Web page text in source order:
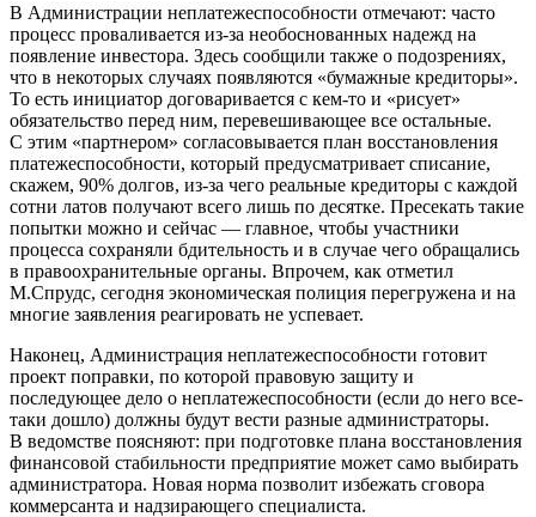
В Администрации неплатежеспособности отмечают: часто
процесс проваливается из-за необоснованных надежд на
появление инвестора. Здесь сообщили также о подозрениях,
что в некоторых случаях появляются «бумажные кредиторы».
То есть инициатор договаривается с кем-то и «рисует»
обязательство перед ним, перевешивающее все остальные.
С этим «партнером» согласовывается план восстановления
платежеспособности, который предусматривает списание,
скажем, 90% долгов, из-за чего реальные кредиторы с каждой
сотни латов получают всего лишь по десятке. Пресекать такие
попытки можно и сейчас — главное, чтобы участники
процесса сохраняли бдительность и в случае чего обращались
в правоохранительные органы. Впрочем, как отметил
М.Спрудс, сегодня экономическая полиция перегружена и на
многие заявления реагировать не успевает.
Наконец, Администрация неплатежеспособности готовит
проект поправки, по которой правовую защиту и
последующее дело о неплатежеспособности (если до него все-
таки дошло) должны будут вести разные администраторы.
В ведомстве поясняют: при подготовке плана восстановления
финансовой стабильности предприятие может само выбирать
администратора. Новая норма позволит избежать сговора
коммерсанта и надзирающего специалиста.